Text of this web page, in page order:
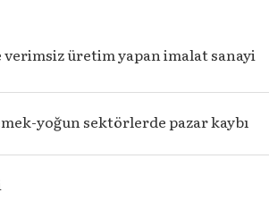
verimsiz üretim yapan imalat sanayi
yoğun sektörlerde pazar kaybı